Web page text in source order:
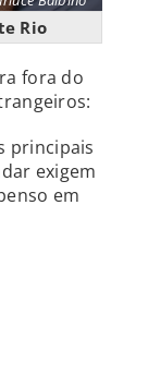
Rio
fora do
principais
exigem
em